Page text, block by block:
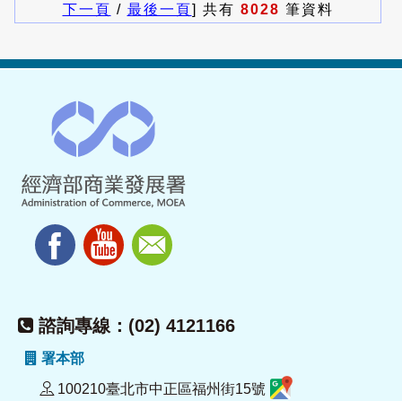
下一頁 / 最後一頁] 共有 8028 筆資料
諮詢專線：(02) 4121166
署本部
100210臺北市中正區福州街15號